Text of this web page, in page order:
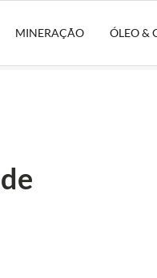
MINERAÇÃO ÓLEO &